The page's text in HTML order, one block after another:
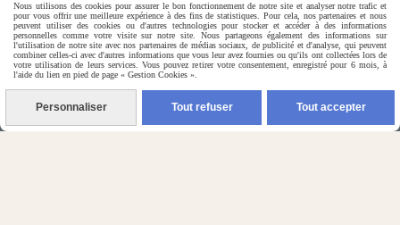
Facebook est désactivé. Autoriser
Nous utilisons des cookies pour assurer le bon fonctionnement de notre site et analyser notre trafic et
pour vous offrir une meilleure expérience à des fins de statistiques. Pour cela, nos partenaires et nous
peuvent utiliser des cookies ou d'autres technologies pour stocker et accéder à des informations
personnelles comme votre visite sur notre site. Nous partageons également des informations sur
l'utilisation de notre site avec nos partenaires de médias sociaux, de publicité et d'analyse, qui peuvent
combiner celles-ci avec d'autres informations que vous leur avez fournies ou qu'ils ont collectées lors de
votre utilisation de leurs services. Vous pouvez retirer votre consentement, enregistré pour 6 mois, à
l'aide du lien en pied de page « Gestion Cookies ».
Personnaliser Tout refuser Tout accepter